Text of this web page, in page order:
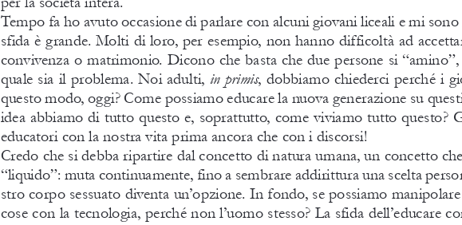
tempo fa ho avuto occasione di parlare con alcuni giovani liceali e mi sono
sfida è grande. molti di loro, per esempio, non hanno difficoltà ad
convivenza o matrimonio. dicono che basta che due persone si “amino”,
quale sia il problema. noi adulti, in primis , dobbiamo chiederci perché i
questo modo, oggi? come possiamo educare la nuova generazione su
idea abbiamo di tutto questo e, soprattutto, come viviamo tutto questo?
educatori con la nostra vita prima ancora che con i discorsi!
credo che si debba ripartire dal concetto di natura umana, un concetto
“liquido”: muta continuamente, fino a sembrare addirittura u na scelta
stro corpo sessuato diventa un’opzione. in fondo, se possiamo
cose con la tecnologia, perché non l’uomo stesso? la sfida dell’educare